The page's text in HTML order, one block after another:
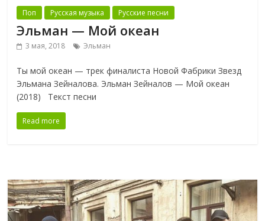
Поп Русская музыка Русские песни
Эльман — Мой океан
3 мая, 2018 Эльман
Ты мой океан — трек финалиста Новой Фабрики Звезд
Эльмана Зейналова. Эльман Зейналов — Мой океан
(2018) Текст песни
Read more